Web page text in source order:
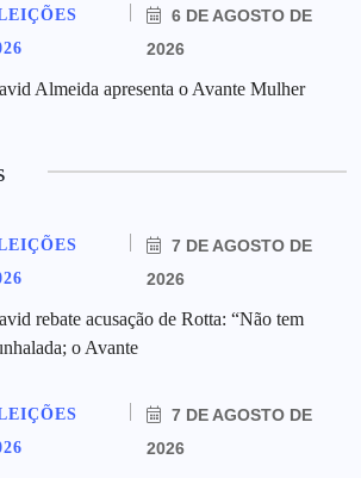
6 DE AGOSTO DE
2026
Almeida apresenta o Avante Mulher
7 DE AGOSTO DE
2026
rebate acusação de Rotta: “Não tem
o Avante
7 DE AGOSTO DE
2026